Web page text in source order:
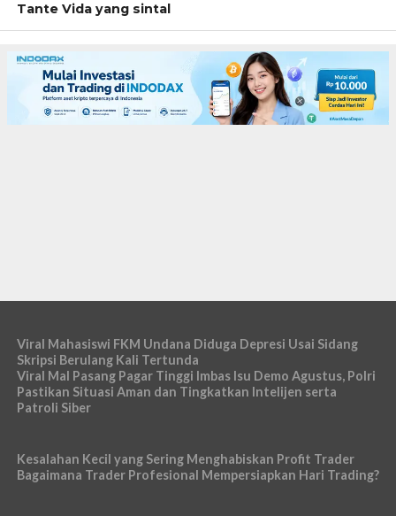
Tante Vida yang sintal
Viral Mahasiswi FKM Undana Diduga Depresi Usai Sidang
Skripsi Berulang Kali Tertunda
Viral Mal Pasang Pagar Tinggi Imbas Isu Demo Agustus, Polri
Pastikan Situasi Aman dan Tingkatkan Intelijen serta
Patroli Siber
Kesalahan Kecil yang Sering Menghabiskan Profit Trader
Bagaimana Trader Profesional Mempersiapkan Hari Trading?